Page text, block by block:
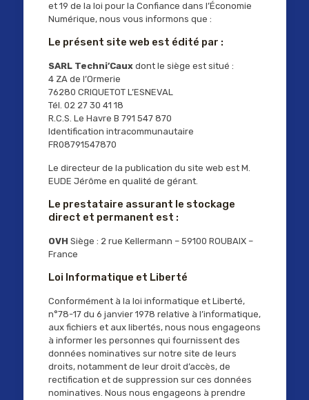
et 19 de la loi pour la Confiance dans l’Économie
Numérique, nous vous informons que :
Le présent site web est édité par :
SARL Techni’Caux dont le siège est situé :
4 ZA de l’Ormerie
76280 CRIQUETOT L’ESNEVAL
Tél. 02 27 30 41 18
R.C.S. Le Havre B 791 547 870
Identification intracommunautaire
FR08791547870
Le directeur de la publication du site web est M.
EUDE Jérôme en qualité de gérant.
Le prestataire assurant le stockage
direct et permanent est :
OVH Siège : 2 rue Kellermann – 59100 ROUBAIX –
France
Loi Informatique et Liberté
Conformément à la loi informatique et Liberté,
n°78-17 du 6 janvier 1978 relative à l’informatique,
aux fichiers et aux libertés, nous nous engageons
à informer les personnes qui fournissent des
données nominatives sur notre site de leurs
droits, notamment de leur droit d’accès, de
rectification et de suppression sur ces données
nominatives. Nous nous engageons à prendre